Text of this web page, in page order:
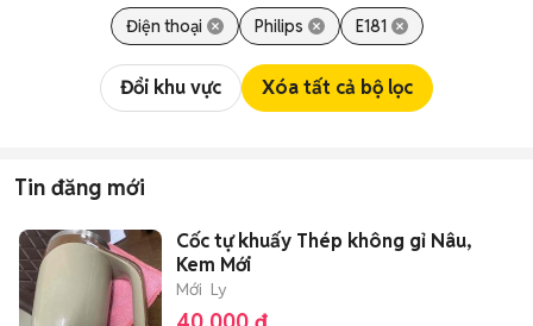
Điện thoại Philips E181
Đổi khu vực Xóa tất cả bộ lọc
Tin đăng mới
Cốc tự khuấy Thép không gỉ Nâu,
Kem Mới
Mới Ly